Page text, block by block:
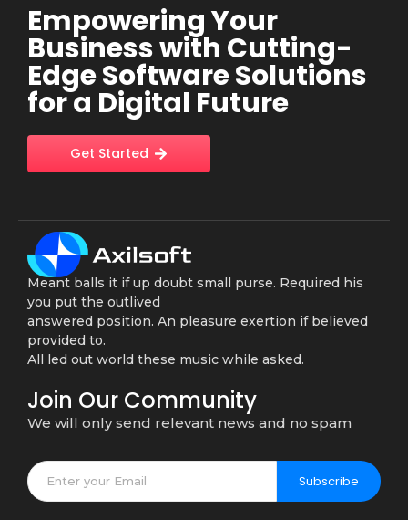
Empowering Your
Business with Cutting-
Edge Software Solutions
for a Digital Future
Get Started
Meant balls it if up doubt small purse. Required his
you put the outlived
answered position. An pleasure exertion if believed
provided to.
All led out world these music while asked.
Join Our Community
We will only send relevant news and no spam
Subscribe